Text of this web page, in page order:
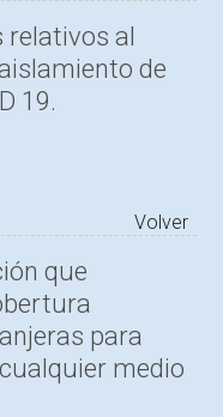
relativos al
de
19.
Volver
que
para
medio